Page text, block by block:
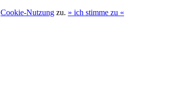
Cookie-Nutzung zu. » ich stimme zu «